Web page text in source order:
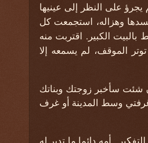
على النظر إلى عينيها
وهزاله، استجمعت كل
الكبير. اقتربت منه
الموقف، لم يسمعه إلا
سأخبر زوجتك وبناتك
وسط المدينة أو غرف
أمه دائما ما تدبر له